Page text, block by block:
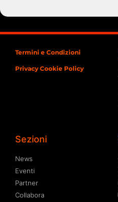
Termini e Condizioni
Privacy Cookie Policy
Sezioni
News
Eventi
Partner
Collabora